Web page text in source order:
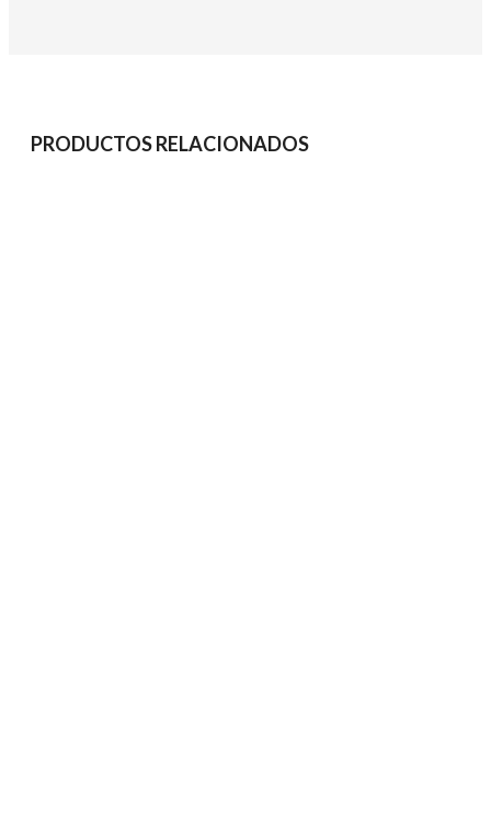
PRODUCTOS RELACIONADOS